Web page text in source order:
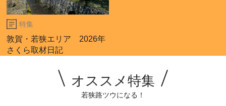
特集
敦賀・若狭エリア 2026年
さくら取材日記
オススメ特集
若狭路ツウになる！